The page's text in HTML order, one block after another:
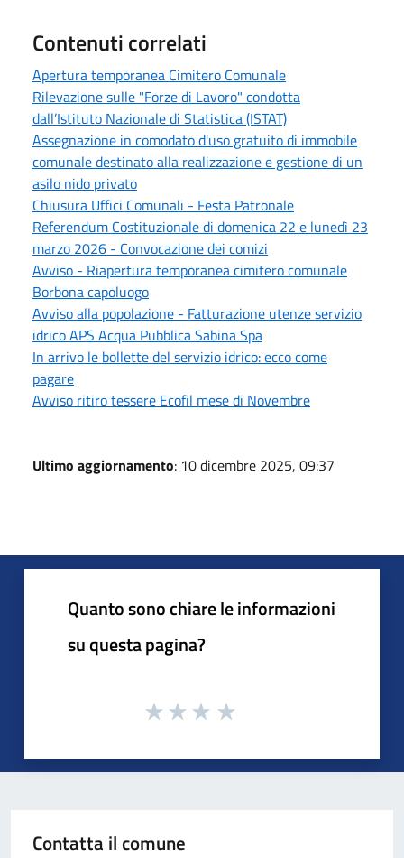
Contenuti correlati
Apertura temporanea Cimitero Comunale
Rilevazione sulle "Forze di Lavoro" condotta
dall’Istituto Nazionale di Statistica (ISTAT)
Assegnazione in comodato d'uso gratuito di immobile
comunale destinato alla realizzazione e gestione di un
asilo nido privato
Chiusura Uffici Comunali - Festa Patronale
Referendum Costituzionale di domenica 22 e lunedì 23
marzo 2026 - Convocazione dei comizi
Avviso - Riapertura temporanea cimitero comunale
Borbona capoluogo
Avviso alla popolazione - Fatturazione utenze servizio
idrico APS Acqua Pubblica Sabina Spa
In arrivo le bollette del servizio idrico: ecco come
pagare
Avviso ritiro tessere Ecofil mese di Novembre
Ultimo aggiornamento: 10 dicembre 2025, 09:37
Quanto sono chiare le informazioni
su questa pagina?
Contatta il comune